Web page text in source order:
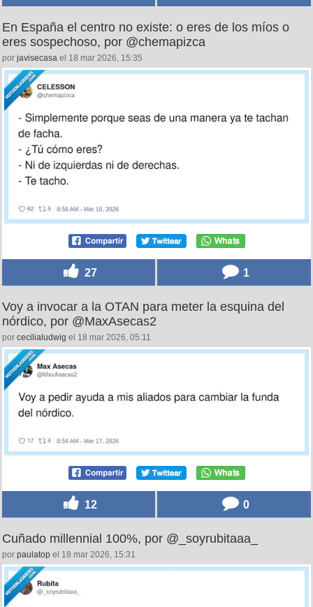
En España el centro no existe: o eres de los míos o
eres sospechoso, por @chemapizca
por javisecasa el 18 mar 2026, 15:35
27 1
Voy a invocar a la OTAN para meter la esquina del
nórdico, por @MaxAsecas2
por cecilialudwig el 18 mar 2026, 05:11
12 0
Cuñado millennial 100%, por @_soyrubitaaa_
por paulatop el 18 mar 2026, 15:31